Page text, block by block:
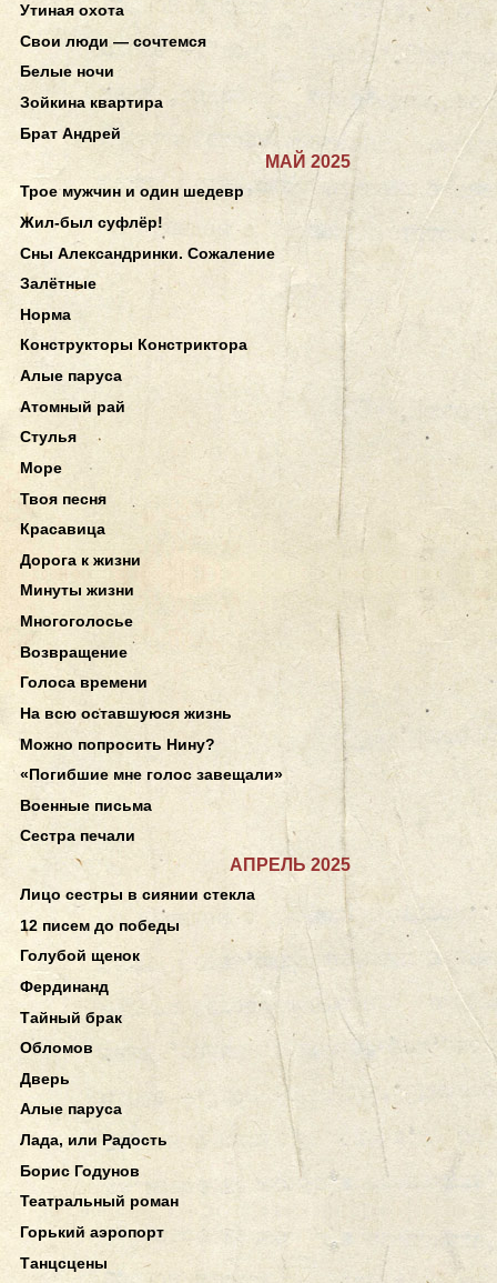
Утиная охота
Свои люди — сочтемся
Белые ночи
Зойкина квартира
Брат Андрей
МАЙ 2025
Трое мужчин и один шедевр
Жил-был суфлёр!
Сны Александринки. Сожаление
Залётные
Норма
Конструкторы Констриктора
Алые паруса
Атомный рай
Стулья
Море
Твоя песня
Красавица
Дорога к жизни
Минуты жизни
Многоголосье
Возвращение
Голоса времени
На всю оставшуюся жизнь
Можно попросить Нину?
«Погибшие мне голос завещали»
Военные письма
Сестра печали
АПРЕЛЬ 2025
Лицо сестры в сиянии стекла
12 писем до победы
Голубой щенок
Фердинанд
Тайный брак
Обломов
Дверь
Алые паруса
Лада, или Радость
Борис Годунов
Театральный роман
Горький аэропорт
Танцсцены